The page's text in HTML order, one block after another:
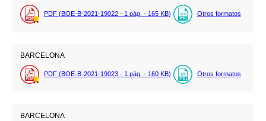
PDF (BOE-B-2021-19022 - 1 pág. - 165 KB) Otros formatos
BARCELONA
PDF (BOE-B-2021-19023 - 1 pág. - 160 KB) Otros formatos
BARCELONA